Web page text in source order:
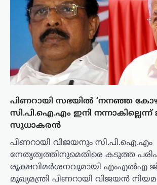
പിണറായി സഭയിൽ ‘നനഞ്ഞ
സി.പി.ഐ.എം ഇനി നന്നാകില്ലെന്ന്
സുധാകരൻ
പിണറായി വിജയനും സി.പി.ഐ.എം
നേതൃത്വത്തിനുമെതിരെ കടുത്ത
രൂക്ഷവിമർശനവുമായി എംഎൽഎ
മുഖ്യമന്ത്രി പിണറായി വിജയൻ